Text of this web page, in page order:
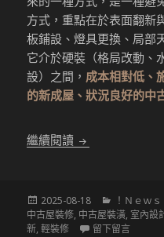
方式，重點在於表面翻新
板鋪設、燈具更換、局部
它介於硬裝（格局改動、
設）之間， 成本相對低、
的新成屋、狀況良好的中
繼續閱讀 〔設計概述〕
發
佈
於
2025-08-18
分
類
！Ｎｅｗｓ
中古屋裝修, 中古屋裝潢, 室內設
新,輕裝修 留下留言在 〔設